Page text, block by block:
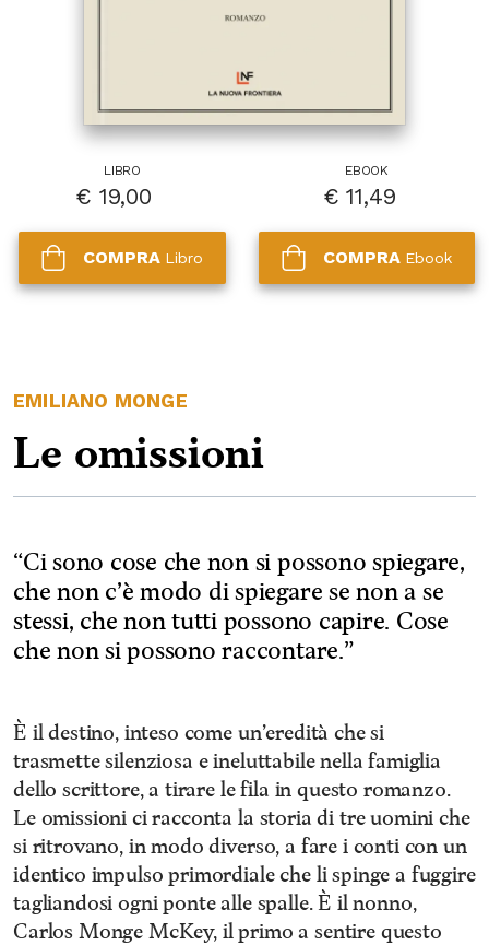
LIBRO
€ 19,00
COMPRA Libro
EBOOK
€ 11,49
COMPRA Ebook
EMILIANO MONGE
Le omissioni
“Ci sono cose che non si possono spiegare,
che non c’è modo di spiegare se non a se
stessi, che non tutti possono capire. Cose
che non si possono raccontare.”
È il destino, inteso come un’eredità che si
trasmette silenziosa e ineluttabile nella famiglia
dello scrittore, a tirare le fila in questo romanzo.
Le omissioni ci racconta la storia di tre uomini che
si ritrovano, in modo diverso, a fare i conti con un
identico impulso primordiale che li spinge a fuggire
tagliandosi ogni ponte alle spalle. È il nonno,
Carlos Monge McKey, il primo a sentire questo